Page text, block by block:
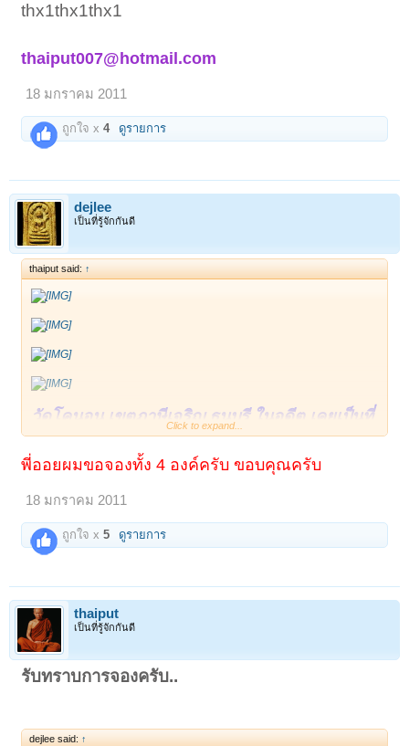
thx1thx1thx1
thaiput007@hotmail.com
18 มกราคม 2011
ถูกใจ x4 ดูรายการ
dejlee
เป็นที่รู้จักกันดี
thaiput said: ↑
วัดโคนอน เขตภาษีเจริญ ธนบุรี ในอดีต เคยเป็นที่
จำพรรษาของหลวงปู่เอี่ยม วัดหนัง และหลวงปู่
รอด อาจารย์ของท่าน และได้สร้างพระปิดตาเนื้อ
ทางการในราวปี 2512 จนมากระทั่งปี 2514-2515
ทางวัดโคนอนได้มีการยกช่อฟ้าอุโบสถหลังใหม่
ท่านเจ้าอาวาสจึงได้นำแท่งชินเก่าของหลวงปู่
ชำรุดมาหลอมรวมสร้างพระขึ้นใหม่ และนิมนต์
พระเกจิผู้ทรงคุณจากทั่วประเทศ มาร่วมพิธีปลุก
เสกพระชุดนี้เพื่อแจกแก่ผู้มีจิตศรัทธาเป็นที่ระลึก
โดยมี หลวงปู่โต๊ะ วัดประดู่ฉิมพลี เป็นเจ้าพิธี และ
มะ วัดวังวิเวการาม, ลพ.สมชาย วัดเขาสุกิม ,
Click to expand...
พี่ออยผมขอจองทั้ง 4 องค์ครับ ขอบคุณครับ
18 มกราคม 2011
ถูกใจ x5 ดูรายการ
thaiput
เป็นที่รู้จักกันดี
รับทราบการจองครับ..
dejlee said: ↑